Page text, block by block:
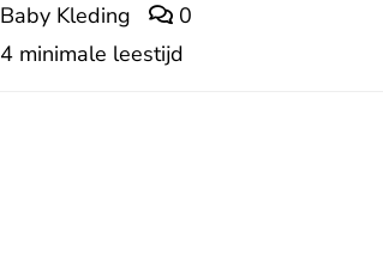
Baby Kleding
0
4 minimale leestijd